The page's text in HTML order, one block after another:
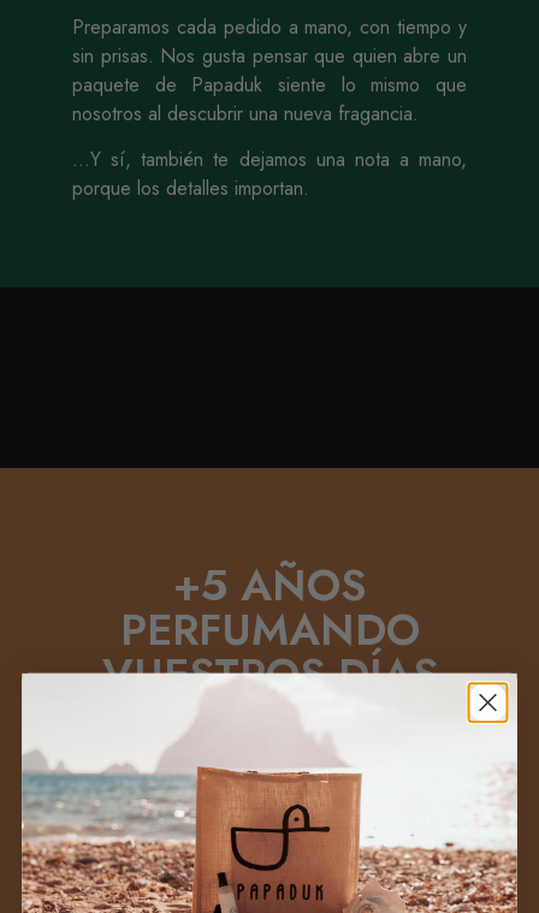
Preparamos cada pedido a mano, con tiempo y
sin prisas. Nos gusta pensar que quien abre un
paquete de Papaduk siente lo mismo que
nosotros al descubrir una nueva fragancia.
…Y sí, también te dejamos una nota a mano,
porque los detalles importan.
+5 AÑOS
PERFUMANDO
VUESTROS DÍAS
Si algo hemos aprendido es que un
perfume no se elige por moda ni por
impulso: se elige porqueencaja contigo
porque te hace sentir algo.
+Sabemos que elegir perfume no es fácil,